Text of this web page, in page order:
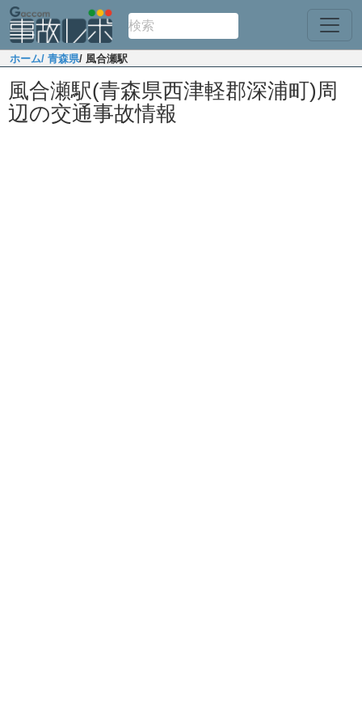
ホーム/ 青森県/ 風合瀬駅
風合瀬駅(青森県西津軽郡深浦町)周
辺の交通事故情報